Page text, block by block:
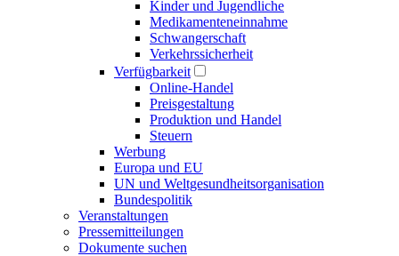
Kinder und Jugendliche
Medikamenten­einnahme
Schwangerschaft
Verkehrs­sicherheit
Verfügbarkeit
Online-Handel
Preisgestaltung
Produktion und Handel
Steuern
Werbung
Europa und EU
UN und Welt­gesundheits­organisation
Bundespolitik
Veranstaltungen
Presse­mitteilungen
Dokumente suchen